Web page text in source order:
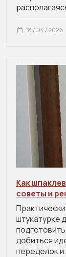
18 / 04 / 2026
Как
советы и
штукатурке
добиться
переделок и